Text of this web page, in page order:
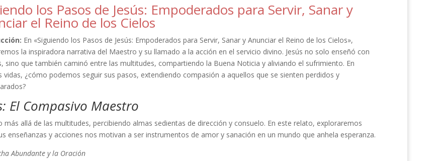
los Pasos de Jesús: Empoderados para Servir, Sanar y
el Reino de los Cielos
En «Siguiendo los Pasos de Jesús: Empoderados para Servir, Sanar y Anunciar el Reino de los Cielos»,
la inspiradora narrativa del Maestro y su llamado a la acción en el servicio divino. Jesús no solo enseñó con
sino que también caminó entre las multitudes, compartiendo la Buena Noticia y aliviando el sufrimiento. En
vidas, ¿cómo podemos seguir sus pasos, extendiendo compasión a aquellos que se sienten perdidos y
El Compasivo Maestro
más allá de las multitudes, percibiendo almas sedientas de dirección y consuelo. En este relato, exploraremos
enseñanzas y acciones nos motivan a ser instrumentos de amor y sanación en un mundo que anhela esperanza.
Abundante y la Oración